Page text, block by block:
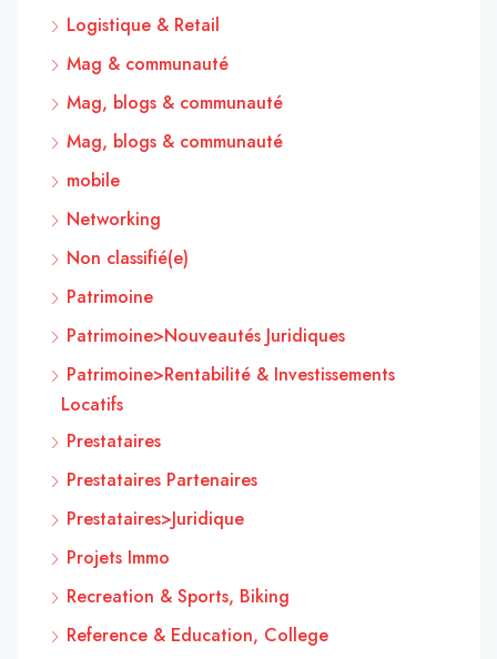
Logistique & Retail
Mag & communauté
Mag, blogs & communauté
Mag, blogs & communauté
mobile
Networking
Non classifié(e)
Patrimoine
Patrimoine>Nouveautés Juridiques
Patrimoine>Rentabilité & Investissements
Locatifs
Prestataires
Prestataires Partenaires
Prestataires>Juridique
Projets Immo
Recreation & Sports, Biking
Reference & Education, College